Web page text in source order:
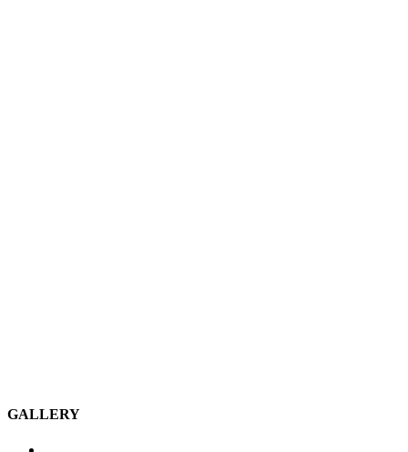
모델하우스 매매가 1억 4천만원 - 현장 여건에 따라 절충
GALLERY